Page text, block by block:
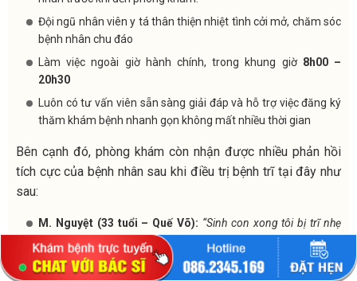
Đội ngũ nhân viên y tá thân thiện nhiệt tình cởi mở, chăm sóc
bệnh nhân chu đáo
Làm việc ngoài giờ hành chính, trong khung giờ 8h00 –
20h30
Luôn có tư vấn viên sẵn sàng giải đáp và hỗ trợ việc đăng ký
thăm khám bệnh nhanh gọn không mất nhiều thời gian
Bên cạnh đó, phòng khám còn nhận được nhiều phản hồi
tích cực của bệnh nhân sau khi điều trị bệnh trĩ tại đây như
sau:
M. Nguyệt (33 tuổi – Quế Võ): “Sinh con xong tôi bị trĩ nhẹ
nhưng ngại con nhỏ nên chỉ dùng thuốc bôi tại nhà. Ban đầu
cũng đỡ đôi chút nhưng cứ vài bữa lại thấy trĩ lòi ra, chữa rất tốn
tiền. Sau khi được người nhà giới thiệu Phòng khám Đa khoa